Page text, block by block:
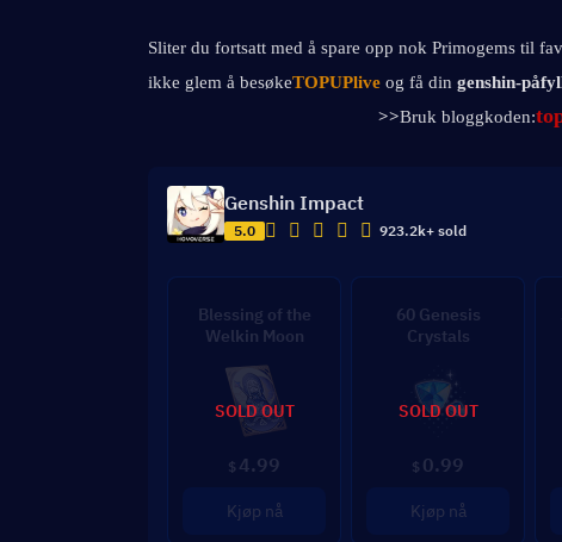
Sliter du fortsatt med å spare opp nok Primogems til
ikke glem å besøkeTOPUPlive og få din genshin-
>>Bruk bloggkoden:
Genshin Impact
5.0 923.2k+ sold
Blessing of the
Welkin Moon
$ 4.99
Kjøp nå
SOLD OUT
60 Genesis
Crystals
$ 0.99
Kjøp nå
SOLD OUT